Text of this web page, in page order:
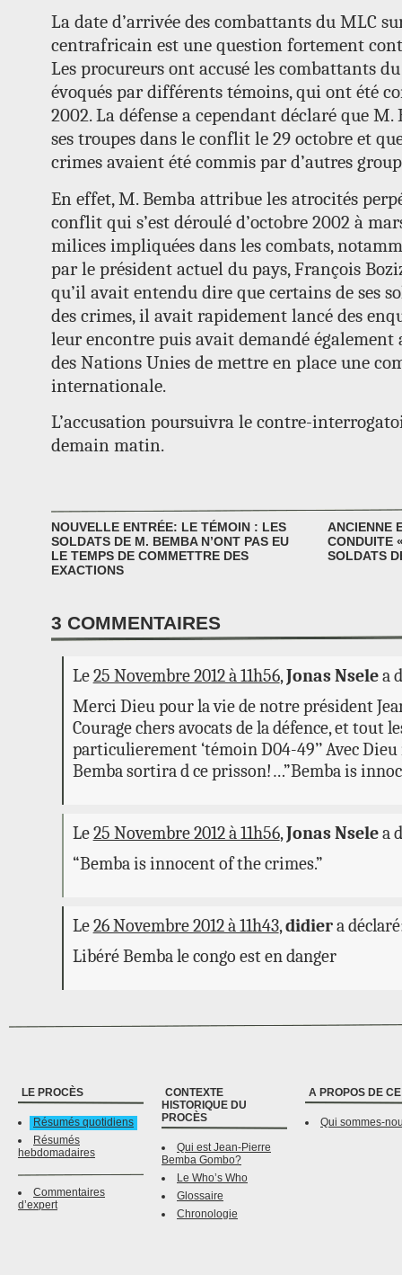
La date d’arrivée des combattants du MLC
centrafricain est une question fortement
Les procureurs ont accusé les combattants
évoqués par différents témoins, qui ont été
2002. La défense a cependant déclaré que
ses troupes dans le conflit le 29 octobre et
crimes avaient été commis par d’autres
En effet, M. Bemba attribue les atrocités
conflit qui s’est déroulé d’octobre 2002 à
milices impliquées dans les combats,
par le président actuel du pays, François
qu’il avait entendu dire que certains de ses
des crimes, il avait rapidement lancé des
leur encontre puis avait demandé également
des Nations Unies de mettre en place une
internationale.
L’accusation poursuivra le contre-
demain matin.
ANCIENNE
CONDUITE
SOLDATS
NOUVELLE ENTRÉE: LE TÉMOIN : LES
SOLDATS DE M. BEMBA N’ONT PAS EU
LE TEMPS DE COMMETTRE DES
EXACTIONS
3 COMMENTAIRES
Le25 Novembre 2012 à 11h56,Jonas Nselea
Merci Dieu pour la vie de notre président
Courage chers avocats de la défence, et tout
particulierement ‘témoin D04-49’’ Avec
Bemba sortira d ce prisson!…”Bemba is
Le25 Novembre 2012 à 11h56,Jonas Nselea
“Bemba is innocent of the crimes.”
Le26 Novembre 2012 à 11h43,didiera
Libéré Bemba le congo est en danger
LE PROCÈS
Résumés quotidiens
Résumés
hebdomadaires
Commentaires
d’expert
CONTEXTE
HISTORIQUE DU
PROCÈS
Qui est Jean-Pierre
Bemba Gombo?
Le Who’s Who
Glossaire
Chronologie
A PROPOS DE
Qui sommes-